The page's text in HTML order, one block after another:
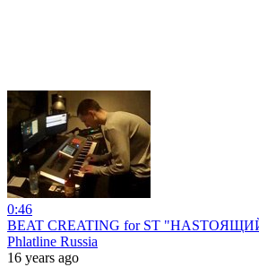
0:46
BEAT CREATING for ST
Phlatline Russia
16 years ago